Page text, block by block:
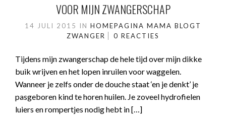
VOOR MIJN ZWANGERSCHAP
14 JULI 2015 IN HOMEPAGINA MAMA BLOGT
ZWANGER
0 REACTIES
Tijdens mijn zwangerschap de hele tijd over mijn dikke
buik wrijven en het lopen inruilen voor waggelen.
Wanneer je zelfs onder de douche staat ‘en je denkt’ je
pasgeboren kind te horen huilen. Je zoveel hydrofielen
luiers en rompertjes nodig hebt in […]